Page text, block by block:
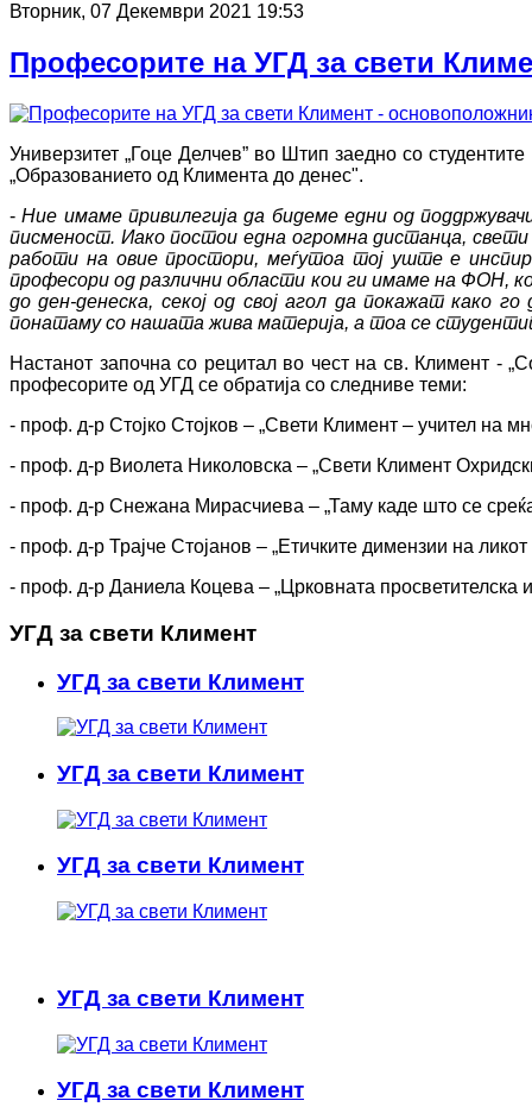
Вторник, 07 Декември 2021 19:53
Професорите на УГД за свети
Универзитет „Гоце Делчев” во Штип заедно со
„Образованието од Климента до денес".
-Ние имаме привилегија да бидеме едни од
писменост. Иако постои една огромна дистанца,
работи на овие простори, меѓутоа тој уште е
професори од различни области кои ги имаме на ФОН,
до ден-денеска, секој од свој агол да покажат како
понатаму со нашата жива материја, а тоа се
Настанот започна со рецитал во чест на св. Климент -
професорите од УГД се обратија со следниве теми:
- проф. д-р Стојко Стојков – „Свети Климент – учител на
- проф. д-р Виолета Николовска – „Свети Климент
- проф. д-р Снежана Мирасчиева – „Таму каде што се
- проф. д-р Трајче Стојанов – „Етичките димензии на
- проф. д-р Даниела Коцева – „Црковната просветителска
УГД за свети Климент
УГД за свети Климент
УГД за свети Климент
УГД за свети Климент
УГД за свети Климент
УГД за свети Климент